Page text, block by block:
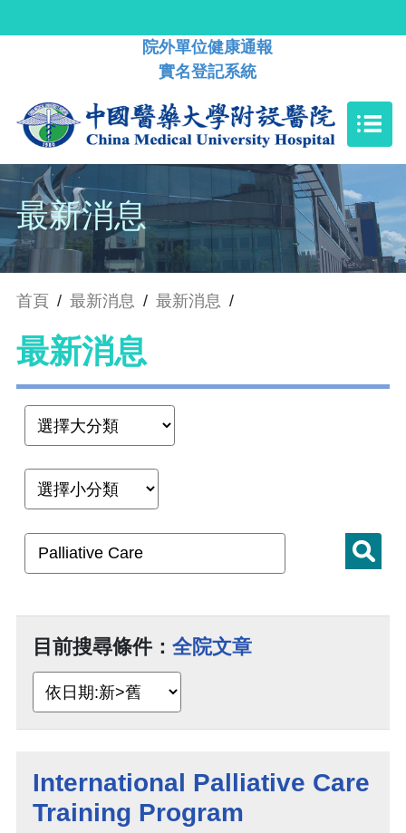
院外單位健康通報
實名登記系統
最新消息
首頁 / 最新消息 / 最新消息 /
最新消息
目前搜尋條件： 全院文章
International Palliative Care
Training Program